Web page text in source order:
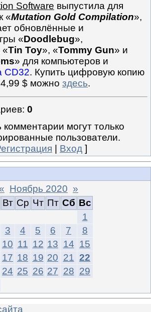
Software выпустила для
«Mutation Gold Compilation»,
обновлённые и
«Doodlebug»,
«Tin Toy», «Tommy Gun» и
» для компьютеров и
CD32. Купить цифровую копию
$ можно здесь.
: 0
комментарии могут только
пользователи.
Вход ]
« Ноябрь 2020 »
Вт Ср Чт Пт Сб Вс
1
3 4 5 6 7
8
10 11 12 13 14 15
17 18 19 20 21 22
24 25 26 27 28 29